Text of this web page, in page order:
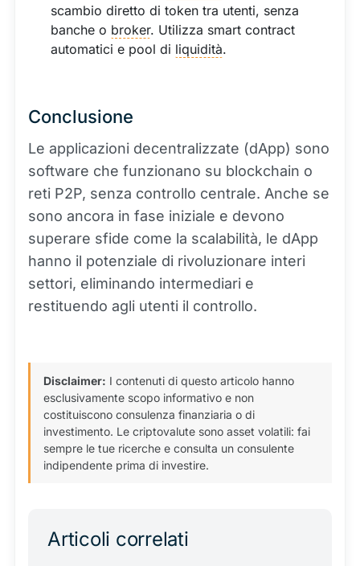
scambio diretto di token tra utenti, senza
banche o broker. Utilizza smart contract
automatici e pool di liquidità.
Conclusione
Le applicazioni decentralizzate (dApp) sono
software che funzionano su blockchain o
reti P2P, senza controllo centrale. Anche se
sono ancora in fase iniziale e devono
superare sfide come la scalabilità, le dApp
hanno il potenziale di rivoluzionare interi
settori, eliminando intermediari e
restituendo agli utenti il controllo.
Disclaimer: I contenuti di questo articolo hanno
esclusivamente scopo informativo e non
costituiscono consulenza finanziaria o di
investimento. Le criptovalute sono asset volatili: fai
sempre le tue ricerche e consulta un consulente
indipendente prima di investire.
Articoli correlati